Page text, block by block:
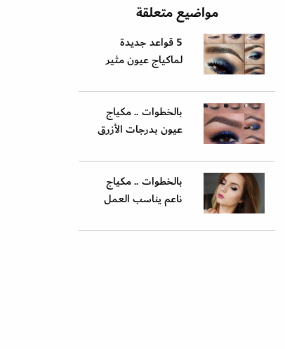
مواضيع متعلقة
5 قواعد جديدة
لماكياج عيون مثير
بالخطوات .. مكياج
عيون بدرجات الأزرق
بالخطوات .. مكياج
ناعم يناسب العمل